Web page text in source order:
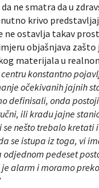
ne smatra da u
krivo
ne ostavlja takav
objašnjava zašto
materijala u
centru konstantno
očekivanih jajnih
definisali, onda
ili kradu jajne
se nešto trebalo kretati
se istupa iz toga, vi
odjednom pedeset
alarm i moramo